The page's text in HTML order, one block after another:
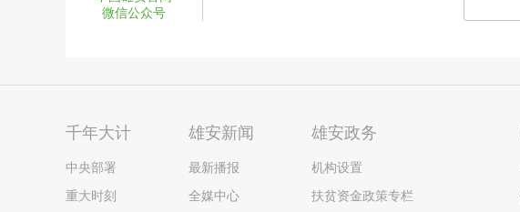
微信公众号
千年大计
中央部署
重大时刻
雄安新闻
最新播报
全媒中心
雄安政务
机构设置
扶贫资金政策专栏